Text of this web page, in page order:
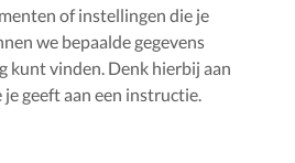
of instellingen die je
we bepaalde gegevens
kunt vinden. Denk hierbij aan
geeft aan een instructie.